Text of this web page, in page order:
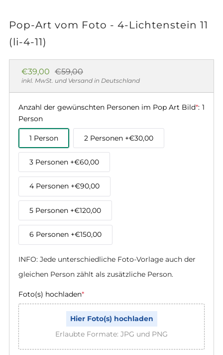
Pop-Art vom Foto - 4-Lichtenstein 11
(li-4-11)
Normaler
Preis
€39,00 Sonderpreis
€59,00
inkl. MwSt. und Versand in Deutschland
Anzahl der gewünschten Personen im Pop Art Bild*: 1
Person
1 Person 2 Personen +€30,00
3 Personen +€60,00
4 Personen +€90,00
5 Personen +€120,00
6 Personen +€150,00
INFO: Jede unterschiedliche Foto-Vorlage auch der
gleichen Person zählt als zusätzliche Person.
Foto(s) hochladen*
Hier Foto(s) hochladen
Erlaubte Formate: JPG und PNG